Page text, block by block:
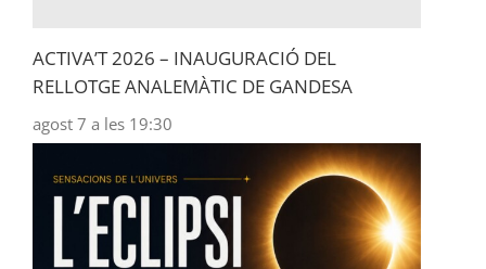
ACTIVA’T 2026 – INAUGURACIÓ DEL
RELLOTGE ANALEMÀTIC DE GANDESA
agost 7 a les 19:30